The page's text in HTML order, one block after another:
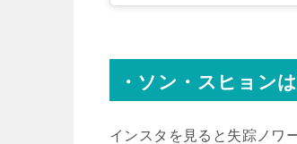
・ソン・スヒョン
インスタを見ると失踪ノワ